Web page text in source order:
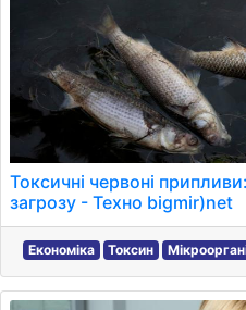
Токсичні червоні
загрозу - Техно bigmir)net
Економіка Токсин